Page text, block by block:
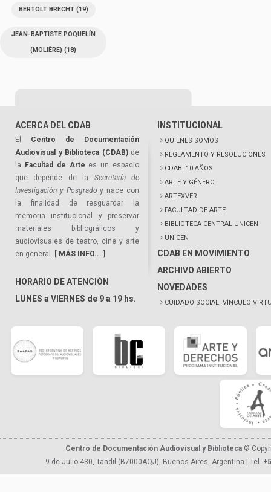
BERTOLT BRECHT(19)
JEAN-BAPTISTE POQUELÍN
(MOLIÈRE) (18)
ACERCA DEL CDAB
El Centro de Documentación
Audiovisual y Biblioteca (CDAB)de
la
Facultad de Arte es un espacio
que depende de la Secretaría de
Investigación y Posgrado y nace con
la finalidad de resguardar la
memoria institucional y preservar
materiales bibliográficos y
audiovisuales de teatro, cine y arte
en general. [ MÁS INFO... ]
HORARIO DE ATENCIÓN
LUNES a VIERNES de 9 a 19 hs.
INSTITUCIONAL
QUIENES SOMOS
REGLAMENTO Y RESOLUCIONES
CDAB: 10 AÑOS
ARTE Y GÉNERO
ARTEXVER
FACULTAD DE ARTE
BIBLIOTECA CENTRAL UNICEN
UNICEN
CDAB EN MOVIMIENTO
ARCHIVO ABIERTO
NOVEDADES
CUIDADO SOCIAL. VÍNCULO
Centro de Documentación Audiovisual y Biblioteca ©
9 de Julio 430, Tandil (B7000AQJ), Buenos Aires, Argentina | Tel.